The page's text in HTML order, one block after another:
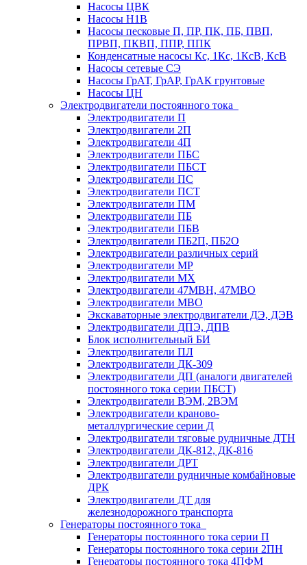
Насосы ЦВК
Насосы Н1В
Насосы песковые П, ПР, ПК, ПБ, ПВП,
ПРВП, ПКВП, ППР, ППК
Конденсатные насосы Кс, 1Кс, 1КсВ, КсВ
Насосы сетевые СЭ
Насосы ГрАТ, ГрАР, ГрАК грунтовые
Насосы ЦН
Электродвигатели постоянного тока
Электродвигатели П
Электродвигатели 2П
Электродвигатели 4П
Электродвигатели ПБС
Электродвигатели ПБСТ
Электродвигатели ПС
Электродвигатели ПСТ
Электродвигатели ПМ
Электродвигатели ПБ
Электродвигатели ПБВ
Электродвигатели ПБ2П, ПБ2О
Электродвигатели различных серий
Электродвигатели МР
Электродвигатели MX
Электродвигатели 47MBH, 47МВО
Электродвигатели MBO
Экскаваторные электродвигатели ДЭ, ДЭВ
Электродвигатели ДПЭ, ДПВ
Блок исполнительный БИ
Электродвигатели ПЛ
Электродвигатели ДК-309
Электродвигатели ДП (аналоги двигателей
постоянного тока серии ПБСТ)
Электродвигатели ВЭМ, 2ВЭМ
Электродвигатели краново-
металлургические серии Д
Электродвигатели тяговые рудничные ДТН
Электродвигатели ДК-812, ДК-816
Электродвигатели ДРТ
Электродвигатели рудничные комбайновые
ДРК
Электродвигатели ДТ для
железнодорожного транспорта
Генераторы постоянного тока
Генераторы постоянного тока серии П
Генераторы постоянного тока серии 2ПН
Генераторы постоянного тока 4ПФМ